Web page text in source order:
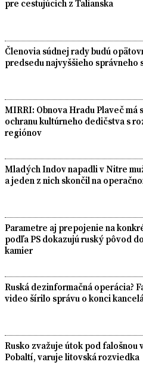
pre cestujúcich z Talianska
Členovia súdnej rady budú
predsedu najvyššieho správneho
MIRRI: Obnova Hradu Plaveč má
ochranu kultúrneho dedičstva s
regiónov
Mladých Indov napadli v Nitre
a jeden z nich skončil na
Parametre aj prepojenie na
podľa PS dokazujú ruský pôvod
kamier
Ruská dezinformačná operácia?
video šírilo správu o konci
Rusko zvažuje útok pod falošnou
Pobaltí, varuje litovská rozviedka